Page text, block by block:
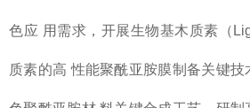
色应 用需求，开展生物基木质素（
质素的高 性能聚酰亚胺膜制备关键